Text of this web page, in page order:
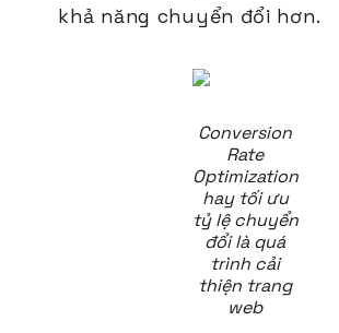
khả năng chuyển đổi hơn.
Conversion
Rate
Optimization
hay tối ưu
tỷ lệ chuyển
đổi là quá
trình cải
thiện trang
web